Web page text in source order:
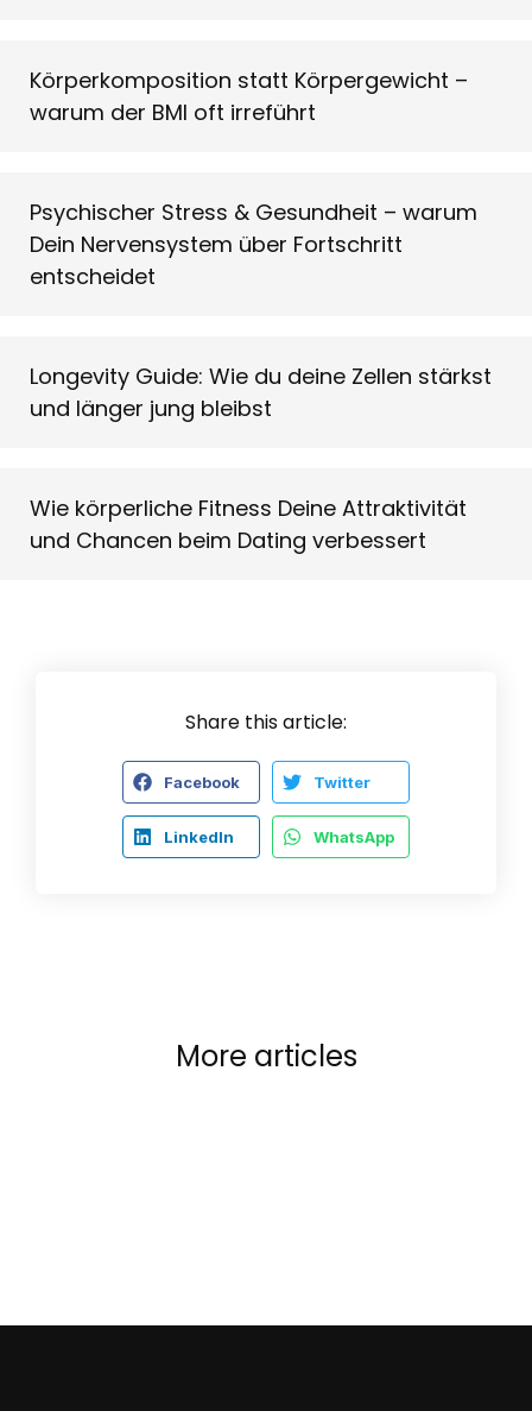
Körperkomposition statt Körpergewicht –
warum der BMI oft irreführt
Psychischer Stress & Gesundheit – warum
Dein Nervensystem über Fortschritt
entscheidet
Longevity Guide: Wie du deine Zellen stärkst
und länger jung bleibst
Wie körperliche Fitness Deine Attraktivität
und Chancen beim Dating verbessert
Share this article:
Facebook Twitter
LinkedIn WhatsApp
More articles